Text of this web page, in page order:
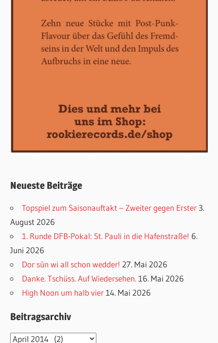
Neueste Beiträge
Topspiel zum Saisonauftakt – Zweiter gegen Erster 3.
August 2026
1. Runde DFB-Pokal: St. Pauli in die Hafenstraße! 6.
Juni 2026
Dor sün wi all schon wedder! 27. Mai 2026
Danke. Tschüss. Auf Wiedersehen. 16. Mai 2026
High Noon um halb vier 14. Mai 2026
Beitragsarchiv
Beitragsarchiv